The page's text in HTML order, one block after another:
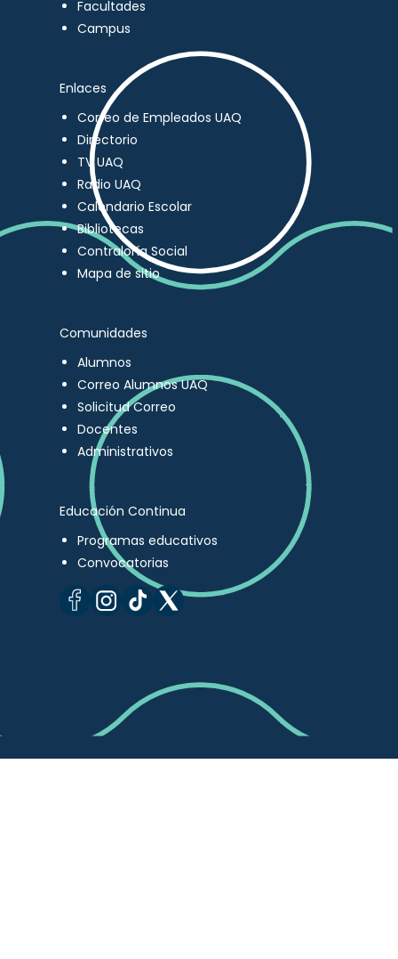
Facultades
Campus
Enlaces
Correo de Empleados UAQ
Directorio
TV UAQ
Radio UAQ
Calendario Escolar
Bibliotecas
Contraloría Social
Mapa de sitio
Comunidades
Alumnos
Correo Alumnos UAQ
Solicitud Correo
Docentes
Administrativos
Educación Continua
Programas educativos
Convocatorias